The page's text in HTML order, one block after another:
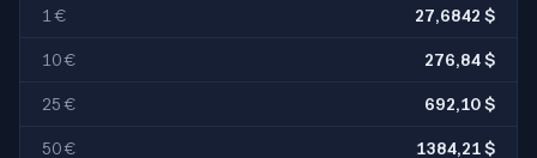
1 € 27,6842 $
10 € 276,84 $
25 € 692,10 $
50 € 1384,21 $